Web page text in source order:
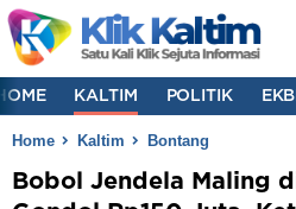
KALTIM POLITIK
Home Kaltim Bontang
Bobol Jendela Maling